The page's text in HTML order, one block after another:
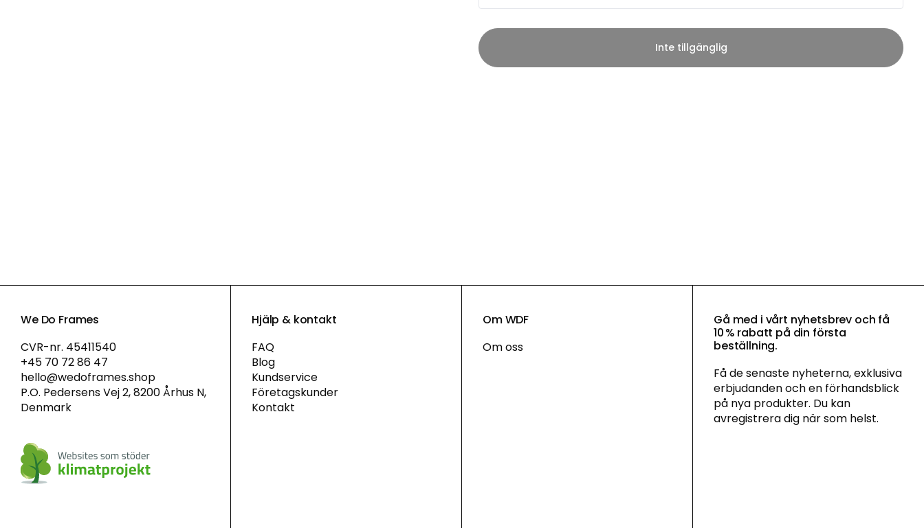
Inte tillgänglig
We Do Frames
CVR-nr. 45411540
+45 70 72 86 47
hello@wedoframes.shop
P.O. Pedersens Vej 2, 8200 Århus N,
Denmark
Hjälp & kontakt
FAQ
Blog
Kundservice
Företagskunder
Kontakt
Om WDF
Om oss
Gå med i vårt nyhetsbrev och få
10 % rabatt på din första
beställning.
Få de senaste nyheterna, exklusiva
erbjudanden och en förhandsblick
på nya produkter. Du kan
avregistrera dig när som helst.